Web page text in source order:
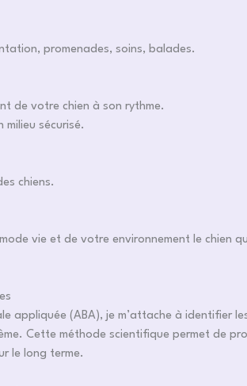
promenades, soins, balades.
de votre chien à son rythme.
sécurisé.
chiens.
vie et de votre environnement le chien
appliquée (ABA), je m’attache à identifier
Cette méthode scientifique permet de
le long terme.